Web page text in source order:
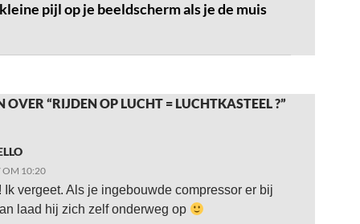
pijl op je beeldscherm als je de muis
OVER “RIJDEN OP LUCHT = LUCHTKASTEEL ?”
OM 10:20
Ik vergeet. Als je ingebouwde compressor er bij
laad hij zich zelf onderweg op